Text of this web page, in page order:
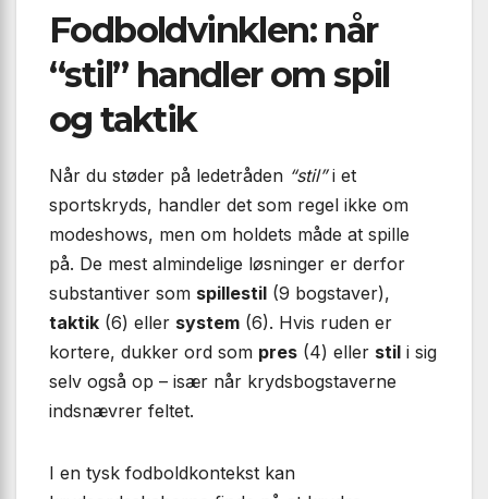
Fodboldvinklen: når
“stil” handler om spil
og taktik
Når du støder på ledetråden “stil”i et
sportskryds, handler det som regel ikke om
modeshows, men om holdets måde at spille
på. De mest almindelige løsninger er derfor
substantiver som spillestil (9 bogstaver),
taktik (6) eller system (6). Hvis ruden er
kortere, dukker ord som pres (4) eller stil i sig
selv også op – især når krydsbogstaverne
indsnævrer feltet.
I en tysk fodboldkontekst kan